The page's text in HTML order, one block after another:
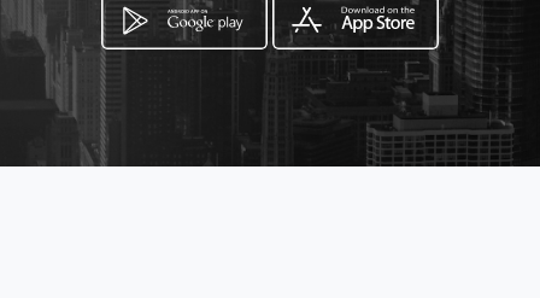
How to get
Av Fernandez de Cordoba, Plaza
Toledo Local #4